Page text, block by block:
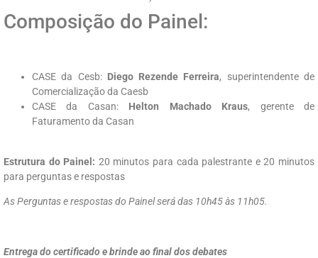
Composição do Painel:
CASE da Cesb: Diego Rezende Ferreira, superintendente de
Comercialização da Caesb
CASE da Casan: Helton Machado Kraus, gerente de
Faturamento da Casan
Estrutura do Painel: 20 minutos para cada palestrante e 20 minutos
para perguntas e respostas
As Perguntas e respostas do Painel será das 10h45 às 11h05.
Entrega do certificado e brinde ao final dos debates